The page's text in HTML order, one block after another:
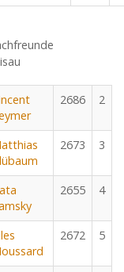
2686 2
2673 3
2655 4
2672 5